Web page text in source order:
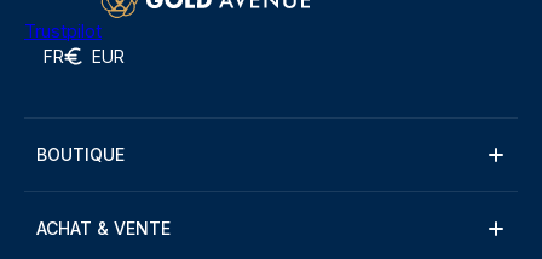
Trustpilot
FR EUR
BOUTIQUE
ACHAT & VENTE